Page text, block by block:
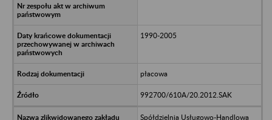
1990-2005
płacowa
992700/610A/20.2012.SAK
Spółdzielnia Usługowo-Handlowa